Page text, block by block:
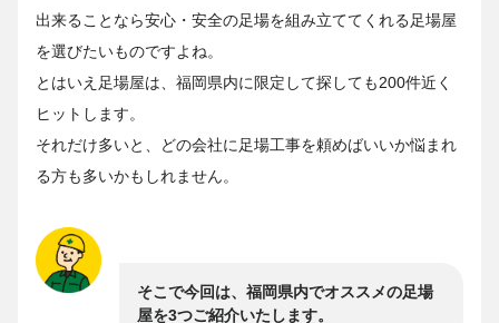
出来ることなら安心・安全の足場を組み立ててくれる足場屋
を選びたいものですよね。
とはいえ足場屋は、福岡県内に限定して探しても200件近く
ヒットします。
それだけ多いと、どの会社に足場工事を頼めばいいか悩まれ
る方も多いかもしれません。
そこで今回は、福岡県内でオススメの足場
屋を3つご紹介いたします。